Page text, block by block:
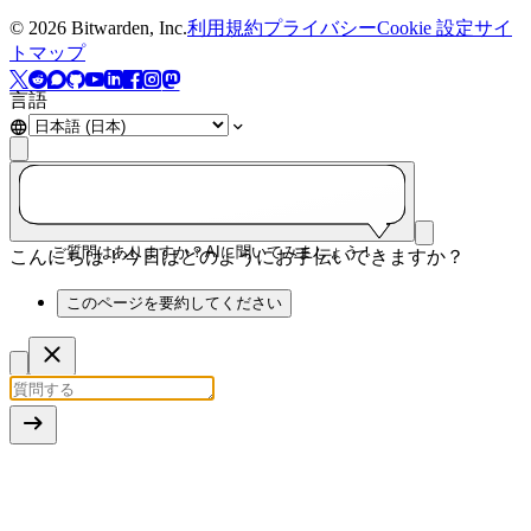
© 2026 Bitwarden, Inc.利用規約プライバシーCookie 設定サイ
トマップ
言語
ご質問はありますか？AIに聞いてみましょう！
こんにちは！今日はどのようにお手伝いできますか？
このページを要約してください